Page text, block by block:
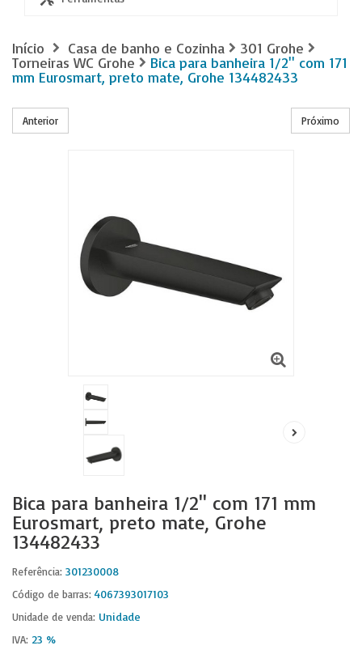
Início Casa de banho e Cozinha
301 Grohe
Torneiras WC Grohe
Bica para banheira 1/2'' com 171
mm Eurosmart, preto mate, Grohe 134482433
Anterior Próximo
Bica para banheira 1/2'' com 171 mm
Eurosmart, preto mate, Grohe
134482433
Referência: 301230008
Código de barras: 4067393017103
Unidade de venda: Unidade
IVA: 23 %